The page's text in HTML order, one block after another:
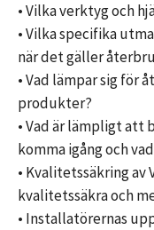
• Vilka verktyg och
• Vilka specifika
när det gäller
• Vad lämpar sig för
produkter?
• Vad är lämpligt att
komma igång och
• Kvalitetssäkring av
kvalitetssäkra och
• Installatörernas